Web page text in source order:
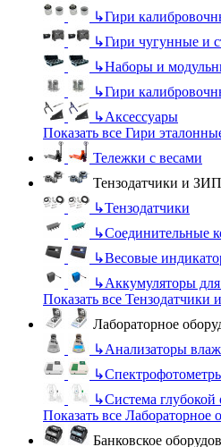
↳Гири
↳Гири чугунные и
↳Наборы и
↳Гири
↳Аксессуары
Показать все Гири
Тележки с весами
Тензодатчики и ЗИП
↳Тензодатчики
↳Соединительные
↳Весовые
↳Аккумуляторы для
Показать все Тензодатчики
Лабораторное
↳Анализаторы
↳
↳Система глубокой
Показать все Лабораторное
Банковское